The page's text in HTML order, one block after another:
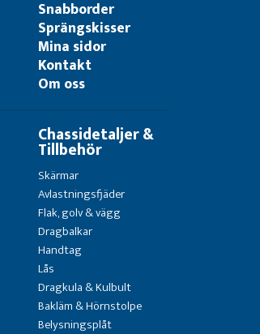
Snabborder
Sprängskisser
Mina sidor
Kontakt
Om oss
Chassidetaljer &
Tillbehör
Skärmar
Avlastningsfjäder
Flak, golv & vägg
Dragbalkar
Handtag
Lås
Dragkula & Kulbult
Bakläm & Hörnstolpe
Belysningsplåt